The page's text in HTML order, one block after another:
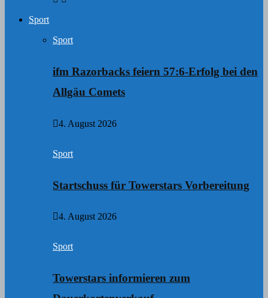
Sport
Sport
ifm Razorbacks feiern 57:6-Erfolg bei den
Allgäu Comets
4. August 2026
Sport
Startschuss für Towerstars Vorbereitung
4. August 2026
Sport
Towerstars informieren zum